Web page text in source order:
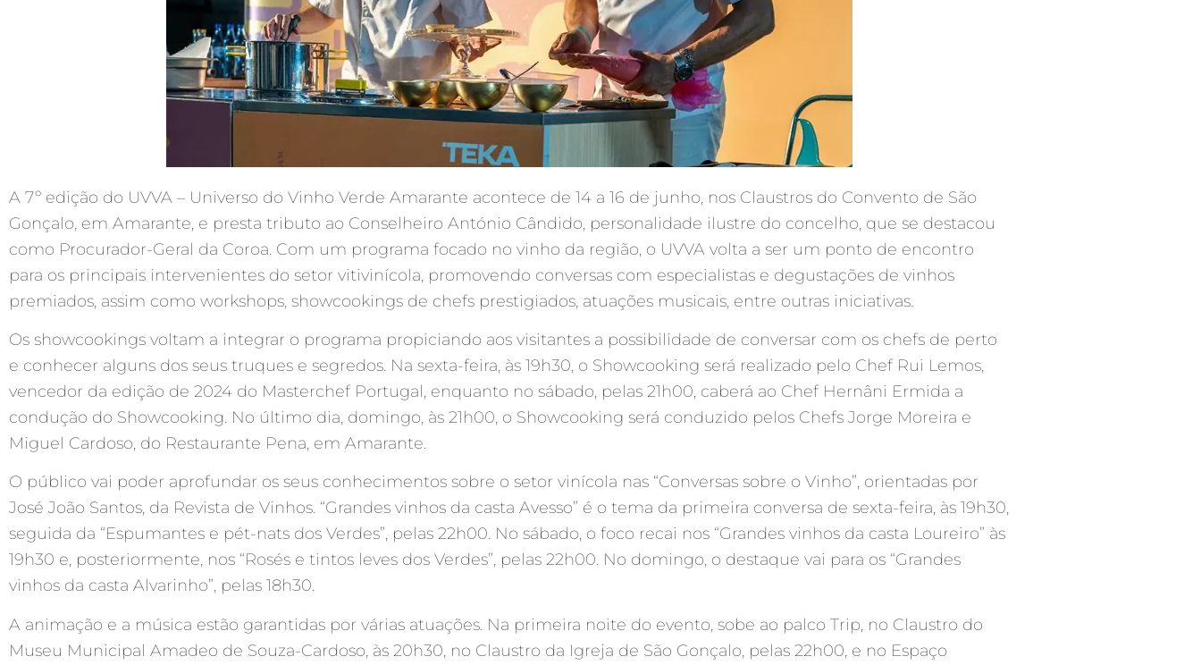
A 7º edição do UVVA – Universo do Vinho Verde Amarante acontece de 14 a 16 de junho, nos Claustros do Convento de São
Gonçalo, em Amarante, e presta tributo ao Conselheiro António Cândido, personalidade ilustre do concelho, que se destacou
como Procurador-Geral da Coroa. Com um programa focado no vinho da região, o UVVA volta a ser um ponto de encontro
para os principais intervenientes do setor vitivinícola, promovendo conversas com especialistas e degustações de vinhos
premiados, assim como workshops, showcookings de chefs prestigiados, atuações musicais, entre outras iniciativas.
Os showcookings voltam a integrar o programa propiciando aos visitantes a possibilidade de conversar com os chefs de perto
e conhecer alguns dos seus truques e segredos. Na sexta-feira, às 19h30, o Showcooking será realizado pelo Chef Rui Lemos,
vencedor da edição de 2024 do Masterchef Portugal, enquanto no sábado, pelas 21h00, caberá ao Chef Hernâni Ermida a
condução do Showcooking. No último dia, domingo, às 21h00, o Showcooking será conduzido pelos Chefs Jorge Moreira e
Miguel Cardoso, do Restaurante Pena, em Amarante.
O público vai poder aprofundar os seus conhecimentos sobre o setor vinícola nas “Conversas sobre o Vinho”, orientadas por
José João Santos, da Revista de Vinhos. “Grandes vinhos da casta Avesso” é o tema da primeira conversa de sexta-feira, às 19h30,
seguida da “Espumantes e pét-nats dos Verdes”, pelas 22h00. No sábado, o foco recai nos “Grandes vinhos da casta Loureiro” às
19h30 e, posteriormente, nos “Rosés e tintos leves dos Verdes”, pelas 22h00. No domingo, o destaque vai para os “Grandes
vinhos da casta Alvarinho”, pelas 18h30.
A animação e a música estão garantidas por várias atuações. Na primeira noite do evento, sobe ao palco Trip, no Claustro do
Museu Municipal Amadeo de Souza-Cardoso, às 20h30, no Claustro da Igreja de São Gonçalo, pelas 22h00, e no Espaço